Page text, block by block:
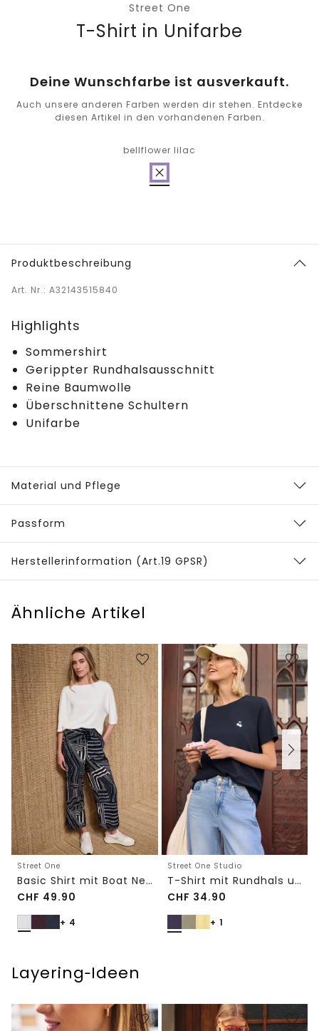
Street One
T-Shirt in Unifarbe
Deine Wunschfarbe ist ausverkauft.
Auch unsere anderen Farben werden dir stehen. Entdecke
diesen Artikel in den vorhandenen Farben.
bellflower lilac
Produktbeschreibung
Art. Nr.: A32143515840
Highlights
Sommershirt
Gerippter Rundhalsausschnitt
Reine Baumwolle
Überschnittene Schultern
Unifarbe
Material und Pflege
Passform
Herstellerinformation (Art.19 GPSR)
Ähnliche Artikel
Street One
Basic Shirt mit Boat Neck und Elastikbund
CHF 49.90
+ 4
Street One Studio
T-Shirt mit Rundhals und Embroidery-Detail
CHF 34.90
+ 1
Layering‑Ideen